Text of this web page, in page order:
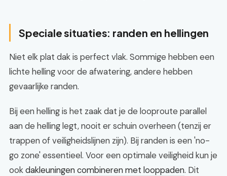
Speciale situaties: randen en hellingen
Niet elk plat dak is perfect vlak. Sommige hebben een
lichte helling voor de afwatering, andere hebben
gevaarlijke randen.
Bij een helling is het zaak dat je de looproute parallel
aan de helling legt, nooit er schuin overheen (tenzij er
trappen of veiligheidslijnen zijn). Bij randen is een 'no-
go zone' essentieel. Voor een optimale veiligheid kun je
ookdakleuningen combineren met looppaden. Dit